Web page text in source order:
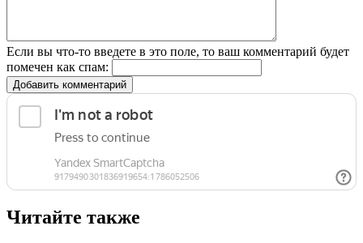
Если вы что-то введете в это поле, то ваш комментарий будет
помечен как спам:
Добавить комментарий
Читайте также